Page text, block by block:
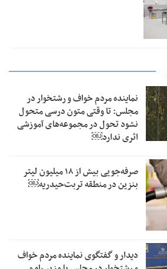
نماینده مردم خواف و رشتخوار در
مجلس: تا وقتی متون درسی متحول
نشود تحول در مجموعه‌های آموزشی
اثری ندارد￼
صرفه‌جویی بیش از ۱۸ میلیون لیتر
بنزین در منطقه تربت‌حیدریه￼
دیدار و گفتگوی نماینده مردم خواف